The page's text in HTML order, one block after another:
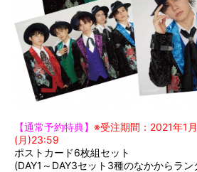
【通常予約特典】 ※受注期間：2021年1
(月)23:59
ポストカード6枚組セット
(DAY1～DAY3セット3種のなかからラン